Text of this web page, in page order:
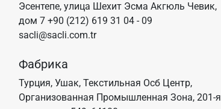
Эсентепе, улица Шехит Эсма Акгюль Чевик,
дом 7 +90 (212) 619 31 04 - 09
sacli@sacli.com.tr
Фабрика
Турция, Ушак, Текстильная Осб Центр,
Организованная Промышленная Зона, 201-я